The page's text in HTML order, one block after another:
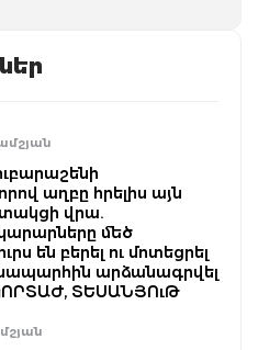
աղբը հրելիս այն
վրա.
մեծ
են բերել ու մոտեցրել
արձանագրվել
ՏԵՍԱՆՅՈւԹ